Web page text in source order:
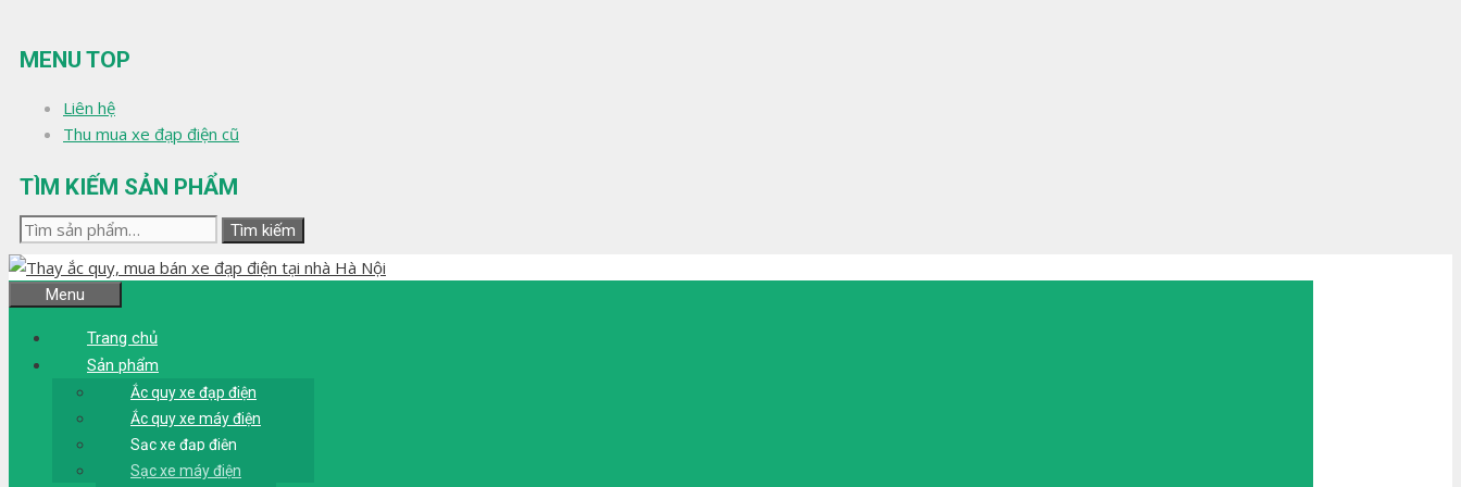
đến
nội
MENU TOP
Liên hệ
Thu mua xe đạp điện cũ
TÌM KIẾM SẢN PHẨM
Tìm
kiếm:
Tìm kiếm
Menu
Trang chủ
Sản phẩm
Ắc quy xe đạp điện
Ắc quy xe máy điện
Sạc xe đạp điện
Sạc xe máy điện